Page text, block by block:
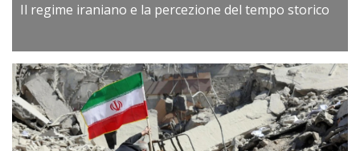
Il regime iraniano e la percezione del tempo storico